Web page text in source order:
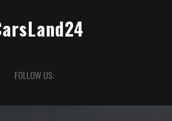
FOLLOW US: